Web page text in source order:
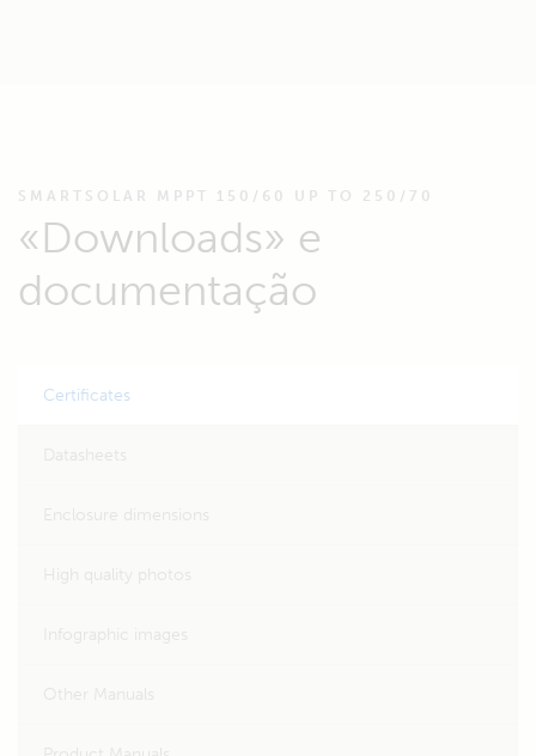
SMARTSOLAR MPPT 150/60 UP TO 250/70
«Downloads» e
documentação
Certificates